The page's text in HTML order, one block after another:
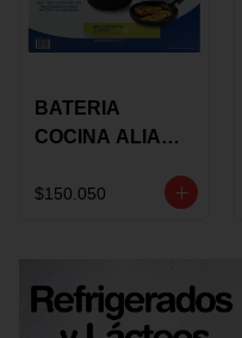
BATERIA
COCINA ALIADA
PIEZAS
$150.050